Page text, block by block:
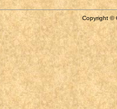
Copyright ©